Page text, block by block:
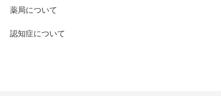
薬局について
認知症について